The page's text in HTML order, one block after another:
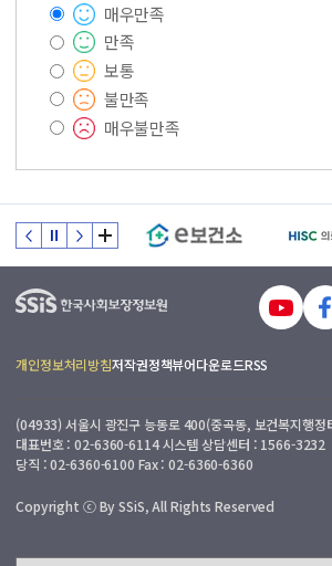
매우만족
만족
보통
불만족
매우불만족
개인정보처리방침저작권정책뷰어다운로드RSS
(04933) 서울시 광진구 능동로 400(중곡동, 보건복지행정
대표번호 : 02-6360-6114 시스템 상담센터 : 1566-3232
당직 : 02-6360-6100 Fax : 02-6360-6360
Copyright ⓒ By SSiS, All Rights Reserved